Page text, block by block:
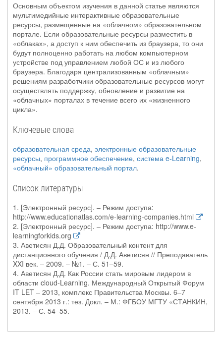
Основным объектом изучения в данной статье являются
мультимедийные интерактивные образовательные
ресурсы, размещенные на «облачном» образовательном
портале. Если образовательные ресурсы разместить в
«облаках», а доступ к ним обеспечить из браузера, то они
будут полноценно работать на любом компьютерном
устройстве под управлением любой ОС и из любого
браузера. Благодаря централизованным «облачным»
решениям разработчики образовательные ресурсов могут
осуществлять поддержку, обновление и развитие на
«облачных» порталах в течение всего их «жизненного
цикла».
Ключевые слова
образовательная среда, электронные образовательные
ресурсы, программное обеспечение, система e-Learning,
«облачный» образовательный портал.
Список литературы
1. [Электронный ресурс]. – Режим доступа:
http://www.educationatlas.com/e-learning-companies.html
2. [Электронный ресурс]. – Режим доступа: http://www.e-
learningforkids.org
3. Аветисян Д.Д. Образовательный контент для
дистанционного обучения / Д.Д. Аветисян // Преподаватель
XXI век. – 2009. – №1. – С. 51–59.
4. Аветисян Д.Д. Как России стать мировым лидером в
области cloud-Learning. Международный Открытый Форум
IT LET – 2013, комплекс Правительства Москвы. 6–7
сентября 2013 г.: тез. Докл. – М.: ФГБОУ МГТУ «СТАНКИН,
2013. – С. 54–55.